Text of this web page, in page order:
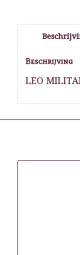
Beschrijving
LEO